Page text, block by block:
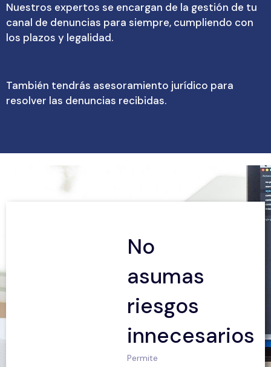
Nuestros expertos se encargan de la gestión de tu
canal de denuncias para siempre, cumpliendo con
los plazos y legalidad.
También tendrás asesoramiento jurídico para
resolver las denuncias recibidas.
No
asumas
riesgos
innecesarios
Permite